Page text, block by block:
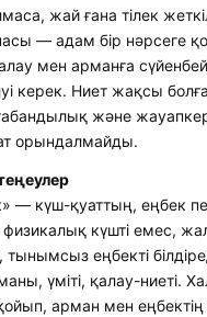
жай ғана тілек
— адам бір нәрсеге
мен арманға
керек. Ниет жақсы
және
орындалмайды.
— күш-қуаттың, еңбек
физикалық күшті емес,
тынымсыз еңбекті
үміті, қалау-ниеті.
арман мен еңбектің